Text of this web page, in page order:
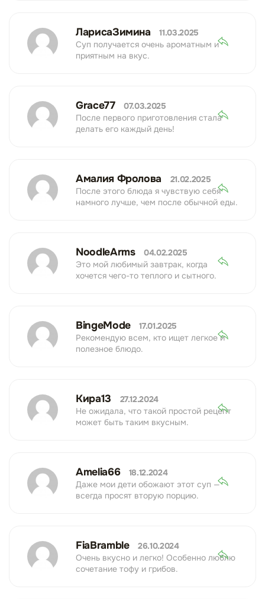
ЛарисаЗимина
11.03.2025
Суп получается очень ароматным и
приятным на вкус.
Grace77
07.03.2025
После первого приготовления стала
делать его каждый день!
Амалия Фролова
21.02.2025
После этого блюда я чувствую себя
намного лучше, чем после обычной еды.
NoodleArms
04.02.2025
Это мой любимый завтрак, когда
хочется чего-то теплого и сытного.
BingeMode
17.01.2025
Рекомендую всем, кто ищет легкое и
полезное блюдо.
Кира13
27.12.2024
Не ожидала, что такой простой рецепт
может быть таким вкусным.
Amelia66
18.12.2024
Даже мои дети обожают этот суп —
всегда просят вторую порцию.
FiaBramble
26.10.2024
Очень вкусно и легко! Особенно люблю
сочетание тофу и грибов.